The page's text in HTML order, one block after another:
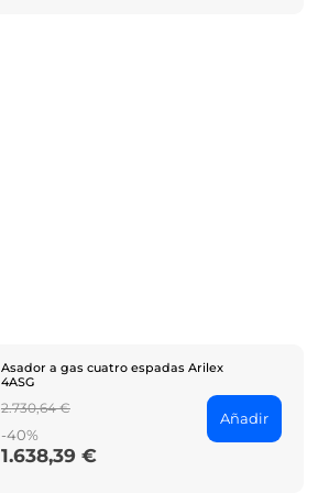
Asador a gas cuatro espadas Arilex
4ASG
Regular
price
2.730,64 €
-40%
Price
1.638,39 €
Añadir